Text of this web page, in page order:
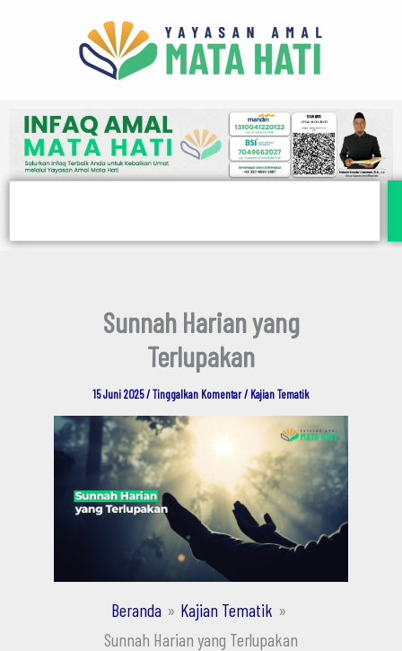
Sunnah Harian yang
Terlupakan
15 Juni 2025/Tinggalkan Komentar/ Kajian Tematik
Beranda
Kajian Tematik
Sunnah Harian yang Terlupakan